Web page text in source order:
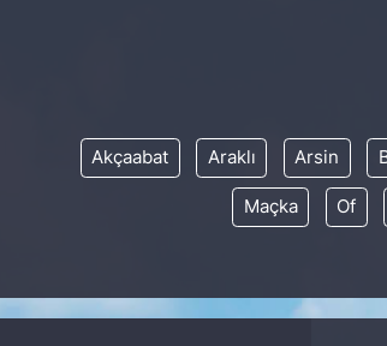
Akçaabat Araklı Arsin
Maçka Of